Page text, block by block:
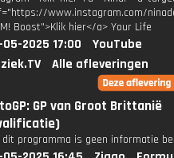
www.instagram.com/
Boost">Klik hier</a> Your Life
2025 17:00
YouTube
Alle afleveringen
GP van Groot Brittanië
dit programma is geen informatie